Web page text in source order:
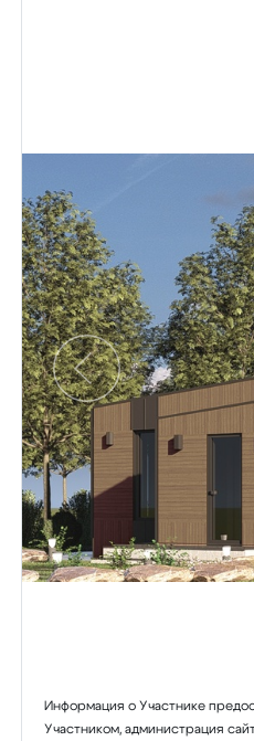
Предыдущий
Информация о Участнике
Участником, администрация